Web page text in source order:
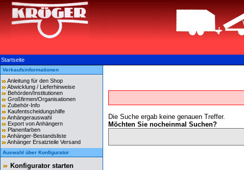
Startseite
Verkaufsinformationen
Anleitung für den Shop
Abwicklung / Lieferhinweise
Behörden/Institutionen
Großfirmen/Organisationen
Zubehör-Info
Kaufentscheidungshilfe
Anhängerauswahl
Export von Anhängern
Planenfarben
Anhänger-Bestandsliste
Anhänger Ersatzteile Versand
Auswahl über Konfigurator
Konfigurator starten
Die Suche ergab keine genauen Treffer.
Möchten Sie nocheinmal Suchen?